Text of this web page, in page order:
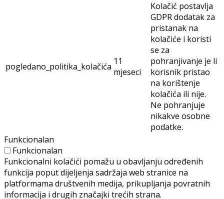
pogledano_politika_kolačića 11
mjeseci
Kolačić postavlja
GDPR dodatak za
pristanak na
kolačiće i koristi
se za
pohranjivanje je li
korisnik pristao
na korištenje
kolačića ili nije.
Ne pohranjuje
nikakve osobne
podatke.
Funkcionalan
Funkcionalan
Funkcionalni kolačići pomažu u obavljanju određenih
funkcija poput dijeljenja sadržaja web stranice na
platformama društvenih medija, prikupljanja povratnih
informacija i drugih značajki trećih strana.